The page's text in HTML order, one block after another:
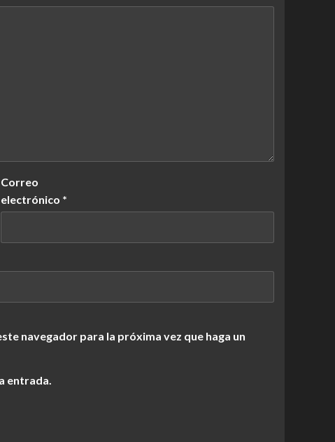
Correo
electrónico *
navegador para la próxima vez que haga un
entrada.